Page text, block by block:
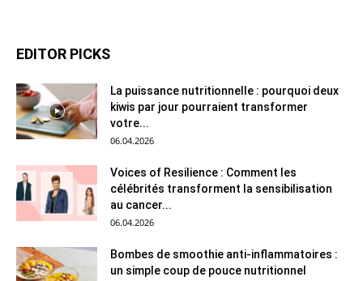
EDITOR PICKS
La puissance nutritionnelle : pourquoi deux
kiwis par jour pourraient transformer
votre...
06.04.2026
Voices of Resilience : Comment les
célébrités transforment la sensibilisation
au cancer...
06.04.2026
Bombes de smoothie anti-inflammatoires :
un simple coup de pouce nutritionnel